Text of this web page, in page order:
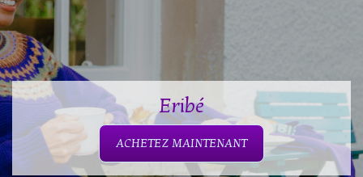
Eribé
ACHETEZ MAINTENANT